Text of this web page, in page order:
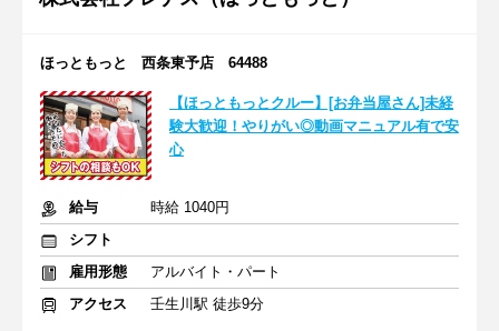
ほっともっと 西条東予店 64488
【ほっともっとクルー】[お弁当屋さん]未経
験大歓迎！やりがい◎動画マニュアル有で安
心
給与
時給 1040円
シフト
雇用形態
アルバイト・パート
アクセス
壬生川駅 徒歩9分